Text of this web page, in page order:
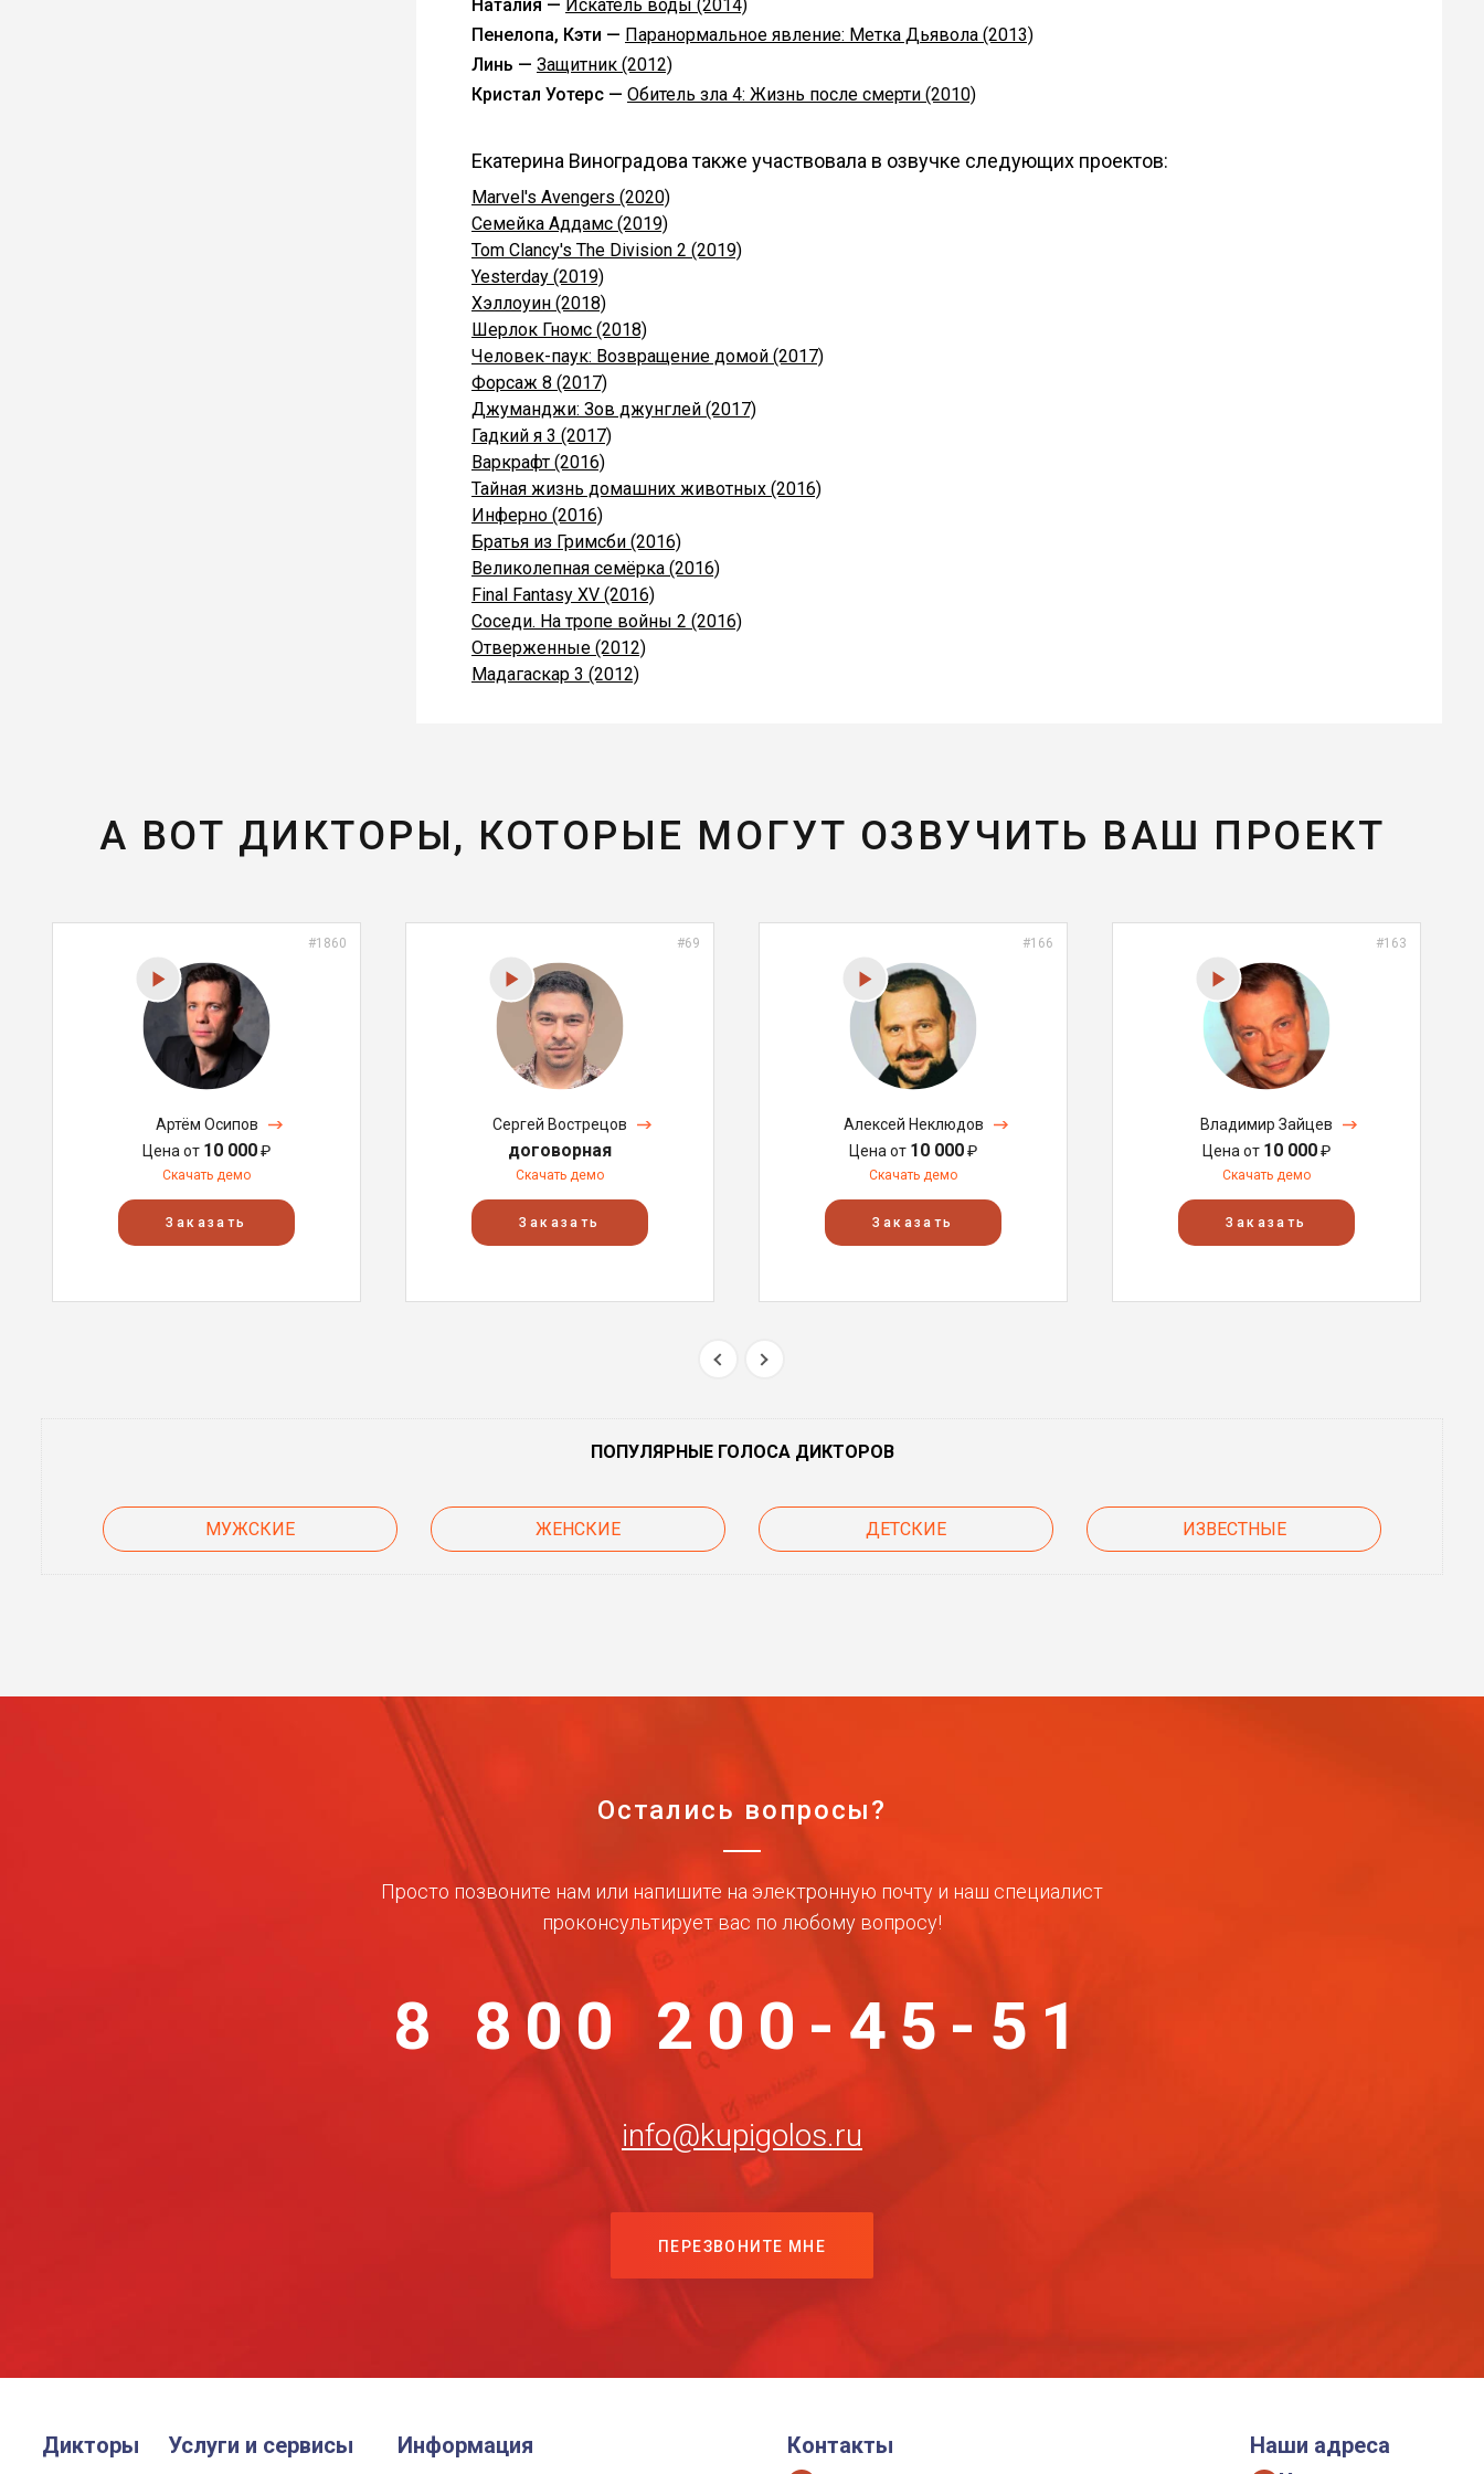
Наталия — Искатель воды (2014)
Пенелопа, Кэти — Паранормальное явление: Метка Дьявола (2013)
Линь — Защитник (2012)
Кристал Уотерс — Обитель зла 4: Жизнь после смерти (2010)
Екатерина Виноградова также участвовала в озвучке следующих проектов:
Marvel's Avengers (2020)
Семейка Аддамс (2019)
Tom Clancy's The Division 2 (2019)
Yesterday (2019)
Хэллоуин (2018)
Шерлок Гномс (2018)
Человек-паук: Возвращение домой (2017)
Форсаж 8 (2017)
Джуманджи: Зов джунглей (2017)
Гадкий я 3 (2017)
Варкрафт (2016)
Тайная жизнь домашних животных (2016)
Инферно (2016)
Братья из Гримсби (2016)
Великолепная семёрка (2016)
Final Fantasy XV (2016)
Соседи. На тропе войны 2 (2016)
Отверженные (2012)
Мадагаскар 3 (2012)
А ВОТ ДИКТОРЫ, КОТОРЫЕ МОГУТ ОЗВУЧИТЬ ВАШ ПРОЕКТ
#1860
Артём Осипов
Цена от 10 000₽
Скачать демо
Заказать
#69
Сергей Вострецов
договорная
Скачать демо
Заказать
#166
Алексей Неклюдов
Цена от 10 000₽
Скачать демо
Заказать
#163
Владимир Зайцев
Цена от 10 000₽
Скачать демо
Заказать
ПОПУЛЯРНЫЕ ГОЛОСА ДИКТОРОВ
МУЖСКИЕ ЖЕНСКИЕ ДЕТСКИЕ ИЗВЕСТНЫЕ
Остались вопросы?
Просто позвоните нам или напишите на электронную почту и наш специалист
проконсультирует вас по любому вопросу!
8 800 200-45-51
info@kupigolos.ru
ПЕРЕЗВОНИТЕ МНЕ
Дикторы Услуги и сервисы Информация Контакты Наши адреса